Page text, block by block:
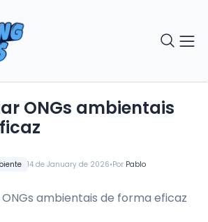
14 de January de 2026•Por Pablo
ONGs ambientais